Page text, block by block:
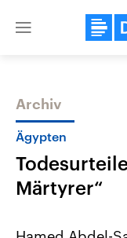
Close
Themen
Archiv
Ägypten
Märtyrer“